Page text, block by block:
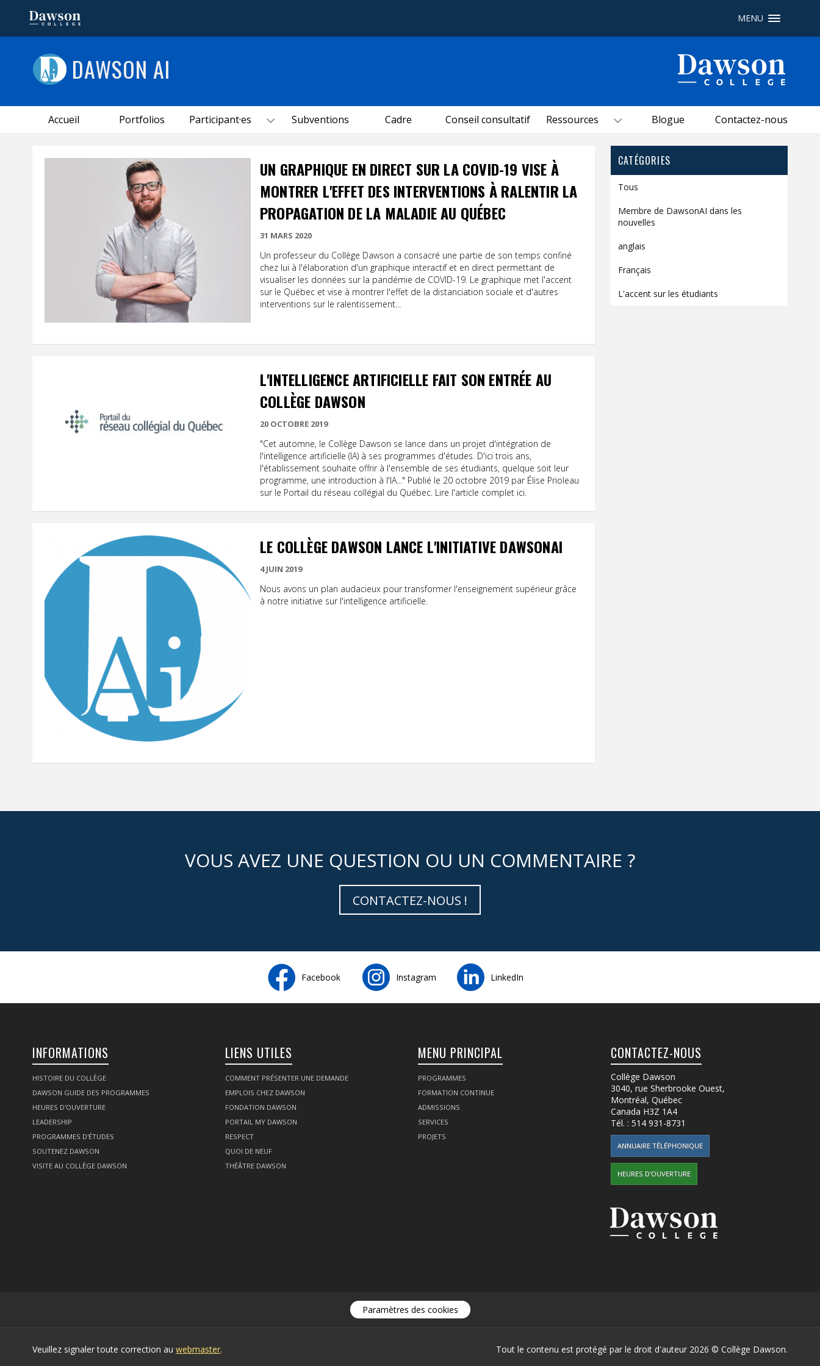
MENU
DAWSON AI
Accueil Portfolios Participant·es Subventions Cadre Conseil consultatif Ressources Blogue Contactez-nous
CATÉGORIES
Tous
Membre de DawsonAI dans les
nouvelles
anglais
Français
L'accent sur les étudiants
UN GRAPHIQUE EN DIRECT SUR LA COVID-19 VISE À
MONTRER L'EFFET DES INTERVENTIONS À RALENTIR LA
PROPAGATION DE LA MALADIE AU QUÉBEC
31 MARS 2020
Un professeur du Collège Dawson a consacré une partie de son temps confiné
chez lui à l'élaboration d'un graphique interactif et en direct permettant de
visualiser les données sur la pandémie de COVID-19. Le graphique met l'accent
sur le Québec et vise à montrer l'effet de la distanciation sociale et d'autres
interventions sur le ralentissement...
L'INTELLIGENCE ARTIFICIELLE FAIT SON ENTRÉE AU
COLLÈGE DAWSON
20 OCTOBRE 2019
"Cet automne, le Collège Dawson se lance dans un projet d'intégration de
l'intelligence artificielle (IA) à ses programmes d'études. D'ici trois ans,
l'établissement souhaite offrir à l'ensemble de ses étudiants, quelque soit leur
programme, une introduction à l'IA..." Publié le 20 octobre 2019 par Élise Prioleau
sur le Portail du réseau collégial du Québec. Lire l'article complet ici.
LE COLLÈGE DAWSON LANCE L'INITIATIVE DAWSONAI
4 JUIN 2019
Nous avons un plan audacieux pour transformer l'enseignement supérieur grâce
à notre initiative sur l'intelligence artificielle.
VOUS AVEZ UNE QUESTION OU UN COMMENTAIRE ?
CONTACTEZ-NOUS !
Facebook Instagram LinkedIn
INFORMATIONS
HISTOIRE DU COLLÈGE
DAWSON GUIDE DES PROGRAMMES
HEURES D'OUVERTURE
LEADERSHIP
PROGRAMMES D'ÉTUDES
SOUTENEZ DAWSON
VISITE AU COLLÈGE DAWSON
LIENS UTILES
COMMENT PRÉSENTER UNE DEMANDE
EMPLOIS CHEZ DAWSON
FONDATION DAWSON
PORTAIL MY DAWSON
RESPECT
QUOI DE NEUF
THÉÂTRE DAWSON
MENU PRINCIPAL
PROGRAMMES
FORMATION CONTINUE
ADMISSIONS
SERVICES
PROJETS
CONTACTEZ-NOUS
Collège Dawson
3040, rue Sherbrooke Ouest,
Montréal, Québec
Canada H3Z 1A4
Tél. : 514 931-8731
ANNUAIRE TÉLÉPHONIQUE
HEURES D'OUVERTURE
Paramètres des cookies
Veuillez signaler toute correction auwebmaster. Tout le contenu est protégé par le droit d'auteur 2026 © Collège Dawson.
Recherche sur le site
Recherche de personnes
EN
Comment postuler
Informations